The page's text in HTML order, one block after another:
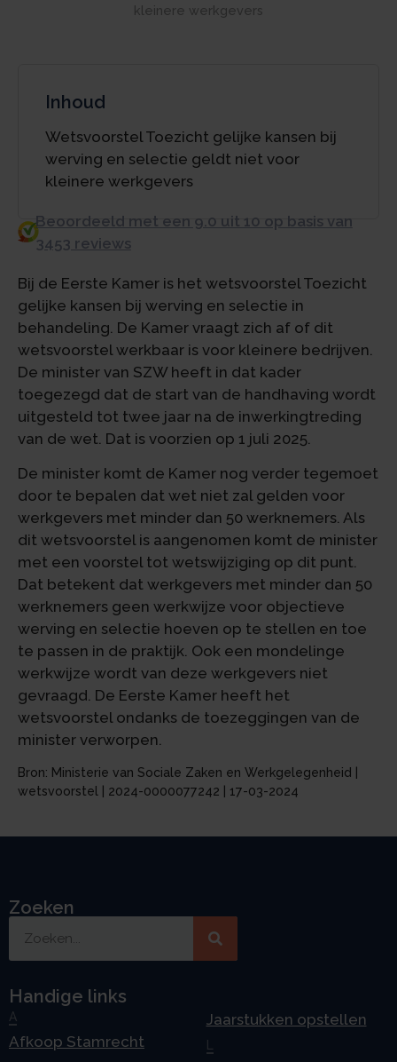
kleinere werkgevers
Inhoud
Wetsvoorstel Toezicht gelijke kansen bij
werving en selectie geldt niet voor
kleinere werkgevers
Beoordeeld met een 9.0 uit 10 op basis van
3453 reviews
Bij de Eerste Kamer is het wetsvoorstel Toezicht
gelijke kansen bij werving en selectie in
behandeling. De Kamer vraagt zich af of dit
wetsvoorstel werkbaar is voor kleinere bedrijven.
De minister van SZW heeft in dat kader
toegezegd dat de start van de handhaving wordt
uitgesteld tot twee jaar na de inwerkingtreding
van de wet. Dat is voorzien op 1 juli 2025.
De minister komt de Kamer nog verder tegemoet
door te bepalen dat wet niet zal gelden voor
werkgevers met minder dan 50 werknemers. Als
dit wetsvoorstel is aangenomen komt de minister
met een voorstel tot wetswijziging op dit punt.
Dat betekent dat werkgevers met minder dan 50
werknemers geen werkwijze voor objectieve
werving en selectie hoeven op te stellen en toe
te passen in de praktijk. Ook een mondelinge
werkwijze wordt van deze werkgevers niet
gevraagd. De Eerste Kamer heeft het
wetsvoorstel ondanks de toezeggingen van de
minister verworpen.
Bron: Ministerie van Sociale Zaken en Werkgelegenheid |
wetsvoorstel | 2024-0000077242 | 17-03-2024
Zoeken
Handige links
A
Afkoop Stamrecht
Jaarstukken opstellen
L